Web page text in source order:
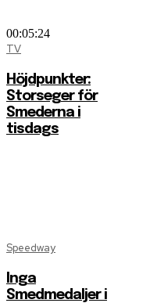
00:05:24
TV
Höjdpunkter:
Storseger för
Smederna i
tisdags
Speedway
Inga
Smedmedaljer i